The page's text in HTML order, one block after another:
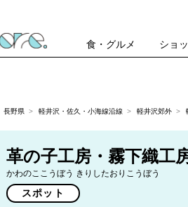
食・グルメ ショ
長野県 軽井沢・佐久・小海線沿線 軽井沢郊外
革の子工房・霧下織工
かわのここうぼう きりしたおりこうぼう
スポット